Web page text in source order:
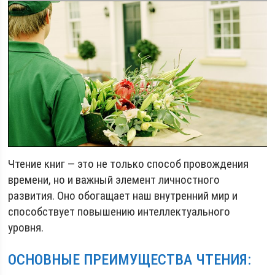
Чтение книг — это не только способ провождения
времени, но и важный элемент личностного
развития. Оно обогащает наш внутренний мир и
способствует повышению интеллектуального
уровня.
ОСНОВНЫЕ ПРЕИМУЩЕСТВА ЧТЕНИЯ: